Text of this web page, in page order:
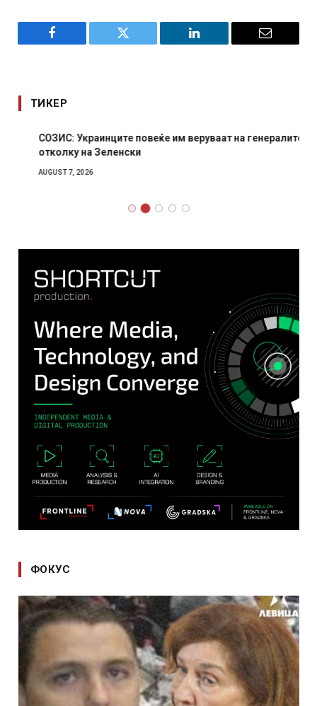
Facebook Twitter LinkedIn Email
ТИКЕР
СОЗИС: Украинците повеќе им веруваат на генералите
отколку на Зеленски
AUGUST 7, 2026
ФОКУС